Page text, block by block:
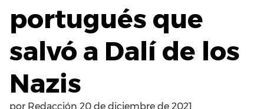
portugués que
salvó a Dalí de los
Nazis
por Redacción 20 de diciembre de 2021